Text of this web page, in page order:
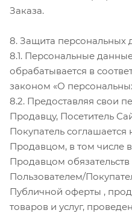
Заказа.
8. Защита персональных
8.1. Персональные
обрабатывается в
законом «О
8.2. Предоставляя свои
Продавцу, Посетитель
Покупатель соглашается
Продавцом, в том числе
Продавцом
Пользователем/
Публичной оферты ,
товаров и услуг,